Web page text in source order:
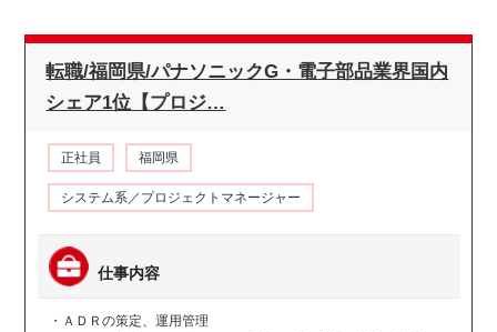
転職/福岡県/パナソニックG・電子部品業界国内
シェア1位【プロジ…
正社員 福岡県
システム系／プロジェクトマネージャー
仕事内容
・ＡＤＲの策定、運用管理